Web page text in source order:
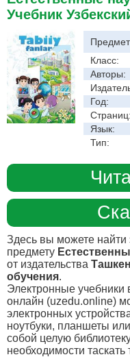
Учебник
Класс:
Авторы:
Год:
Страниц:
Язык:
Тип:
Здесь вы можете найти
предмету
от издательства
обучения.
Электронные учебники
онлайн (uzedu.online)
электронных
ноутбуки, планшеты
собой целую
необходимости